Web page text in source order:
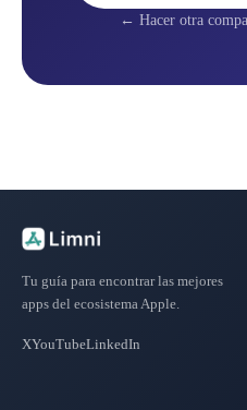
← Hacer otra
Tu guía para encontrar las mejores
apps del ecosistema Apple.
XYouTubeLinkedIn